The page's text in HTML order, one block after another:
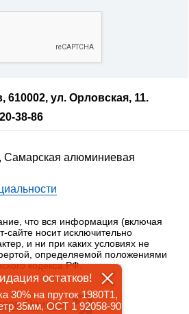
610002, ул. Орловская, 11.
38-86
Самарская алюминиевая
что вся информация (включая
сайте носит исключительно
и ни при каких условиях не
определяемой положениями
кодекса РФ.
Поиска»
остатков!
30% на пруток 1980Т1,
35мм, ОСТ 1 92058-90